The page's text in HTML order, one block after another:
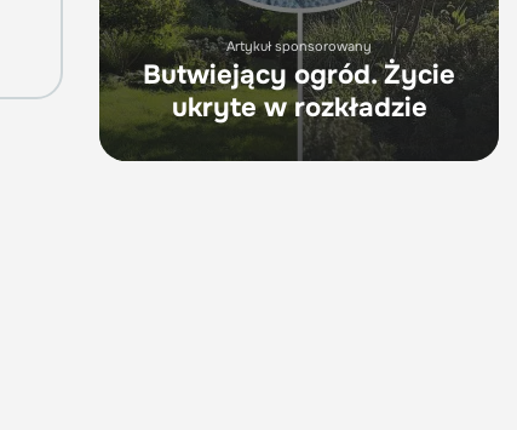
Artykuł sponsorowany
Butwiejący ogród. Życie
ukryte w rozkładzie